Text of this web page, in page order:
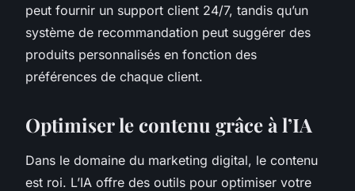
peut fournir un support client 24/7, tandis qu’un
système de recommandation peut suggérer des
produits personnalisés en fonction des
préférences de chaque client.
Optimiser le contenu grâce à l’IA
Dans le domaine du marketing digital, le contenu
est roi. L’IA offre des outils pour optimiser votre